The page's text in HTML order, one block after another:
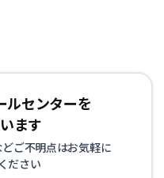
ルセンターを
ます
ご不明点はお気軽に
ださい